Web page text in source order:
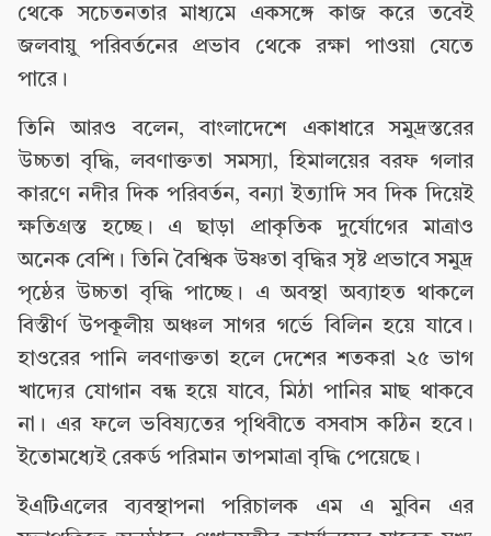
থেকে সচেতনতার মাধ্যমে একসঙ্গে কাজ করে তবেই
জলবায়ু পরিবর্তনের প্রভাব থেকে রক্ষা পাওয়া যেতে
পারে।
তিনি আরও বলেন, বাংলাদেশে একাধারে সমুদ্রস্তরের
উচ্চতা বৃদ্ধি, লবণাক্ততা সমস্যা, হিমালয়ের বরফ গলার
কারণে নদীর দিক পরিবর্তন, বন্যা ইত্যাদি সব দিক দিয়েই
ক্ষতিগ্রস্ত হচ্ছে। এ ছাড়া প্রাকৃতিক দুর্যোগের মাত্রাও
অনেক বেশি। তিনি বৈশ্বিক উষ্ণতা বৃদ্ধির সৃষ্ট প্রভাবে সমুদ্র
পৃষ্ঠের উচ্চতা বৃদ্ধি পাচ্ছে। এ অবস্থা অব‌্যাহত থাকলে
বিস্তীর্ণ উপকূলীয় অঞ্চল সাগর গর্ভে বিলিন হয়ে যাবে।
হাওরের পানি লবণাক্ততা হলে দেশের শতকরা ২৫ ভাগ
খাদ‌্যের যোগান বন্ধ হয়ে যাবে, মিঠা পানির মাছ থাকবে
না। এর ফলে ভবিষ‌্যতের পৃথিবীতে বসবাস কঠিন হবে।
ইতোমধ‌্যেই রেকর্ড পরিমান তাপমাত্রা বৃদ্ধি পেয়েছে।
ইএটিএলের ব্যবস্থাপনা পরিচালক এম এ মুবিন এর